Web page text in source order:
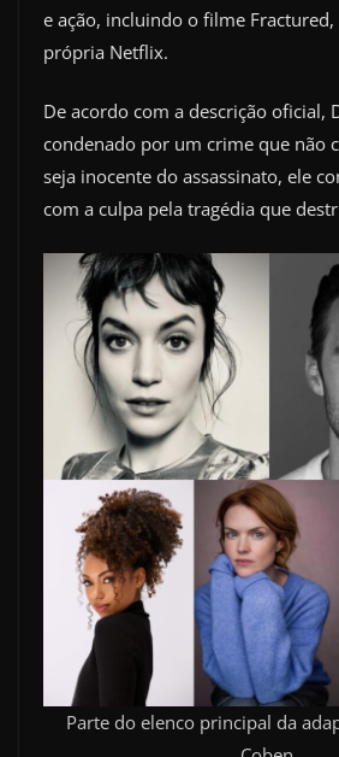
e ação, incluindo o filme Fractured,
própria Netflix.
De acordo com a descrição oficial,
condenado por um crime que não
seja inocente do assassinato, ele
com a culpa pela tragédia que
Parte do elenco principal da